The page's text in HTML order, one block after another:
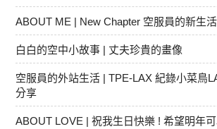
ABOUT ME | New Chapter 空服員的新生活
白白的空中小故事 | 丈夫珍貴的畫像
空服員的外站生活 | TPE-LAX 紀錄小菜鳥
分享
ABOUT LOVE | 祝我生日快樂 ! 希望明年